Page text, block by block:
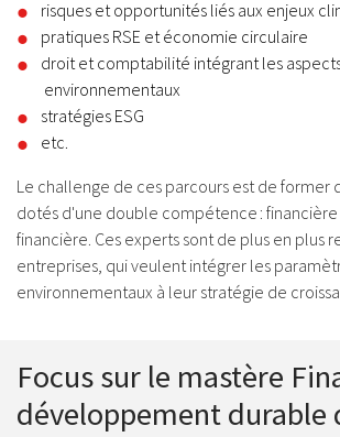
risques et opportunités liés aux enjeux
pratiques RSE et économie circulaire
droit et comptabilité intégrant les
environnementaux
stratégies ESG
etc.
Le challenge de ces parcours est de former
dotés d'une double compétence :
financière. Ces experts sont de plus en plus
entreprises, qui veulent intégrer les
environnementaux à leur stratégie de
Focus sur le mastère
développement durable